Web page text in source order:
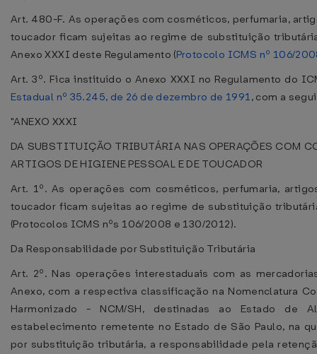
Art. 480-F. As operações com cosméticos, perfumaria,
toucador ficam sujeitas ao regime de substituição
Anexo XXXI deste Regulamento (Protocolo ICMS nº 106/
Art. 3º. Fica instituído o Anexo XXXI no Regulamento do
Estadual nº 35.245, de 26 de dezembro de 1991, com a
"ANEXO XXXI
DA SUBSTITUIÇÃO TRIBUTÁRIA NAS OPERAÇÕES COM
ARTIGOS DE HIGIENE PESSOAL E DE TOUCADOR
Art. 1º. As operações com cosméticos, perfumaria,
toucador ficam sujeitas ao regime de substituição
(Protocolos ICMS nºs 106/2008 e 130/2012).
Da Responsabilidade por Substituição Tributária
Art. 2º. Nas operações interestaduais com as
Anexo, com a respectiva classificação na Nomenclatura
Harmonizado - NCM/SH, destinadas ao Estado de
estabelecimento remetente no Estado de São Paulo, na
por substituição tributária, a responsabilidade pela